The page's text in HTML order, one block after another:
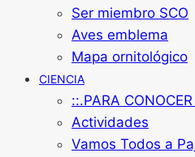
Ser miembro SCO
Aves emblema
Mapa ornitológico
CIENCIA
::.PARA
Actividades
Vamos Todos a